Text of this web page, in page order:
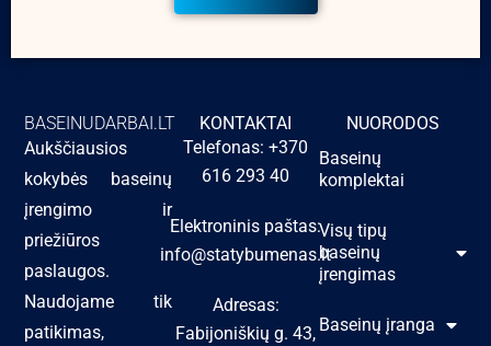
BASEINUDARBAI.LT
Aukščiausios
kokybės baseinų
įrengimo ir
priežiūros
paslaugos.
Naudojame tik
patikimas,
KONTAKTAI
Telefonas: +370
616 293 40
Elektroninis paštas:
info@statybumenas.lt
Adresas:
Fabijoniškių g. 43,
NUORODOS
Baseinų
komplektai
Visų tipų
baseinų
įrengimas
Baseinų įranga